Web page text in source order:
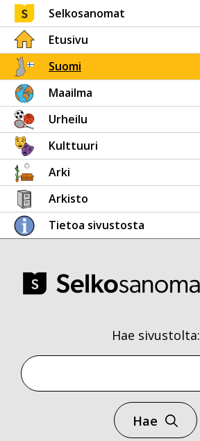
Selkosanomat
Etusivu
Suomi
Maailma
Urheilu
Kulttuuri
Arki
Arkisto
Tietoa sivustosta
Hae sivustolta:
Hae